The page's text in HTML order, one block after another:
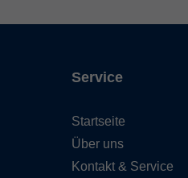
Service
Startseite
Über uns
Kontakt & Service